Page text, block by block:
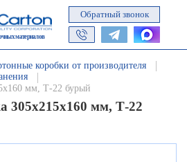
материалов
Обратный звонок
коробки от производителя
мм, Т-22 бурый
305х215х160 мм, Т-22